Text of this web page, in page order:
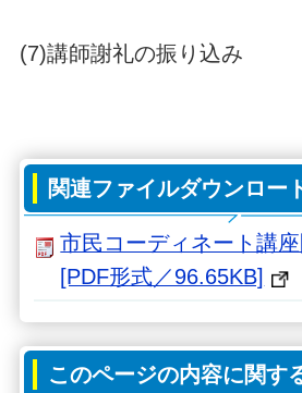
(7)講師謝礼の振り込み
関連ファイルダウンロー
市民コーディネート講
[PDF形式／96.65KB]
このページの内容に関す